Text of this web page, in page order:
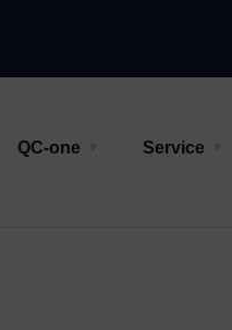
QC-one Service